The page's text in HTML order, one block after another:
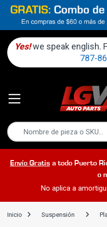
Yes! we speak english.
787-
Envío Gratisa todo Puerto
o
No aplica a
Inicio Suspensión